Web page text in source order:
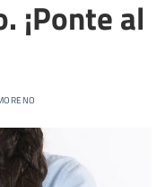
¡Ponte al